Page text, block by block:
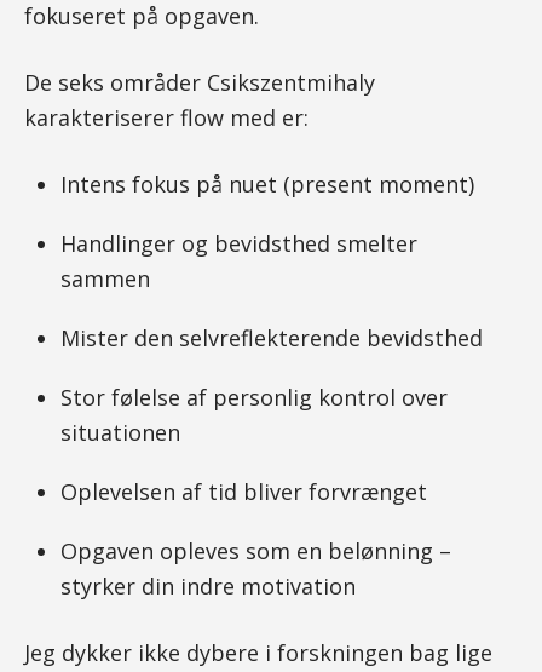
fokuseret på opgaven.
De seks områder Csikszentmihaly
karakteriserer flow med er:
Intens fokus på nuet (present moment)
Handlinger og bevidsthed smelter
sammen
Mister den selvreflekterende bevidsthed
Stor følelse af personlig kontrol over
situationen
Oplevelsen af tid bliver forvrænget
Opgaven opleves som en belønning –
styrker din indre motivation
Jeg dykker ikke dybere i forskningen bag lige